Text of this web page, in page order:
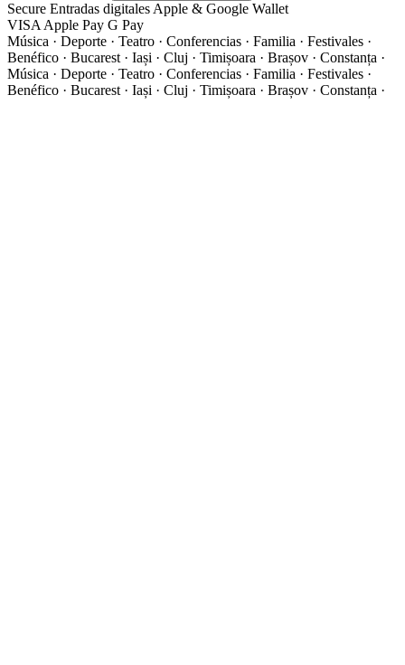
Secure Entradas digitales Apple & Google Wallet
VISA Apple Pay G Pay
Música · Deporte · Teatro · Conferencias · Familia · Festivales ·
Benéfico · Bucarest · Iași · Cluj · Timișoara · Brașov · Constanța ·
Música · Deporte · Teatro · Conferencias · Familia · Festivales ·
Benéfico · Bucarest · Iași · Cluj · Timișoara · Brașov · Constanța ·